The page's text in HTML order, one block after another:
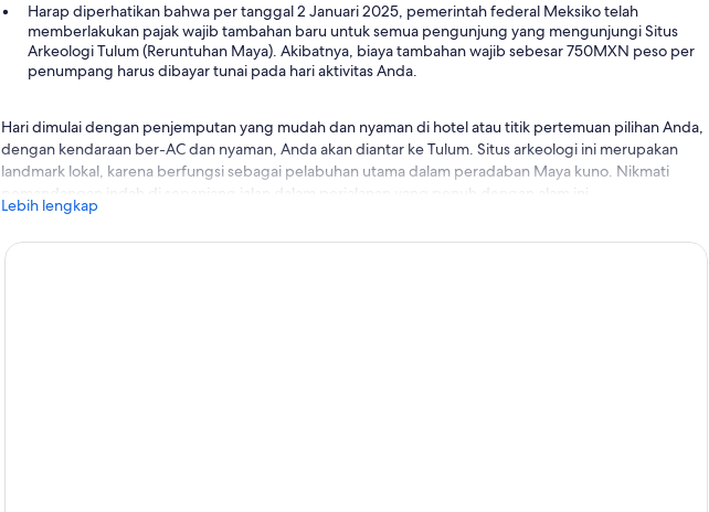
Harap diperhatikan bahwa per tanggal 2 Januari 2025, pemerintah federal Meksiko telah
memberlakukan pajak wajib tambahan baru untuk semua pengunjung yang mengunjungi Situs
Arkeologi Tulum (Reruntuhan Maya). Akibatnya, biaya tambahan wajib sebesar 750MXN peso per
penumpang harus dibayar tunai pada hari aktivitas Anda.
Hari dimulai dengan penjemputan yang mudah dan nyaman di hotel atau titik pertemuan pilihan Anda,
dengan kendaraan ber-AC dan nyaman, Anda akan diantar ke Tulum. Situs arkeologi ini merupakan
landmark lokal, karena berfungsi sebagai pelabuhan utama dalam peradaban Maya kuno. Nikmati
pemandangan indah di sepanjang jalan dalam perjalanan yang penuh dengan alam ini.
secara profesional untuk melihat dan mempelajari atraksi utama seperti observatorium astronomi di
Lebih lengkap